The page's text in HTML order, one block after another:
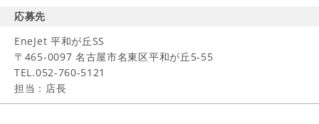
応募先
EneJet 平和が丘SS
〒465-0097 名古屋市名東区平和が丘5-55
TEL.052-760-5121
担当：店長